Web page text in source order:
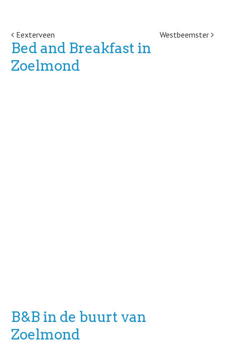
Post navigation
Eexterveen Westbeemster
Bed and Breakfast in
Zoelmond
B&B in de buurt van
Zoelmond